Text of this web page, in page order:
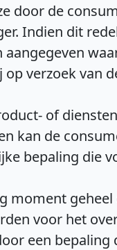
door de
Indien dit
verzoek van
of
kan de
bepaling die
moment
voor het
een bepaling